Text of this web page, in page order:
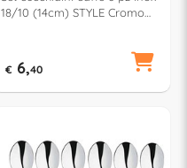
18/10 (14cm) STYLE Cromo
€ 6,40